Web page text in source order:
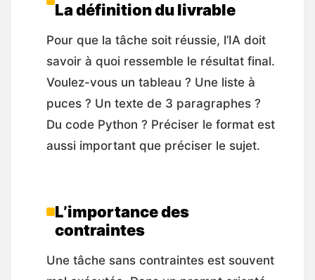
La définition du livrable
Pour que la tâche soit réussie, l’IA doit
savoir à quoi ressemble le résultat final.
Voulez-vous un tableau ? Une liste à
puces ? Un texte de 3 paragraphes ?
Du code Python ? Préciser le format est
aussi important que préciser le sujet.
L’importance des
contraintes
Une tâche sans contraintes est souvent